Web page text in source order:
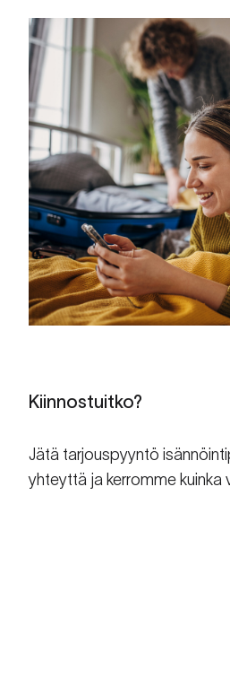
Kiinnostuitko?
Jätä tarjouspyyntö
yhteyttä ja kerromme kuinka